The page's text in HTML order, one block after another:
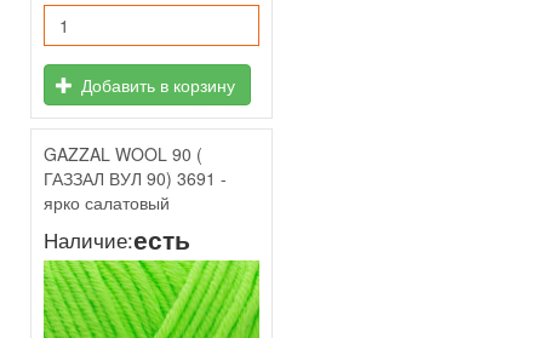
Добавить в корзину
GAZZAL WOOL 90 (
ГАЗЗАЛ ВУЛ 90) 3691 -
ярко салатовый
Наличие:есть